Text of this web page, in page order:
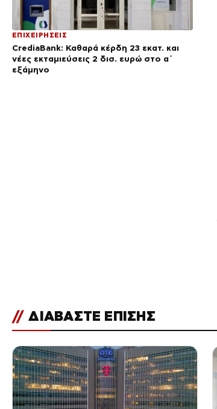
ΕΠΙΧΕΙΡΗΣΕΙΣ
CrediaBank: Καθαρά κέρδη 23 εκατ. και
νέες εκταμιεύσεις 2 δισ. ευρώ στο α΄
εξάμηνο
// ΔΙΑΒΑΣΤΕ ΕΠΙΣΗΣ